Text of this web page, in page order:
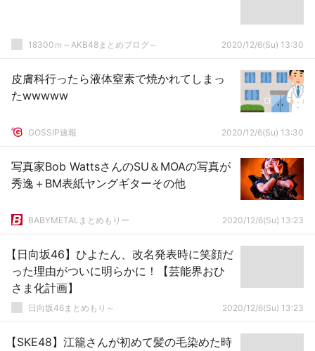
18300ｍ～AKB48まとめブログ～ 2020/12/6(Su) 13:30
皮膚科行ったら液体窒素で焼かれてしまっ
たwwwww
GOSSIP速報 2020/12/6(Su) 13:30
写真家Bob WattsさんのSU＆MOAの写真が
秀逸＋BM表紙ヤングギターその他
BABYMETALまとめもりー 2020/12/6(Su) 13:23
【日向坂46】ひよたん、改名発表時に笑顔だ
った理由がついに明らかに！【芸能界おひ
さま化計画】
日向坂46まとめもり～ 2020/12/6(Su) 13:23
【SKE48】江籠さんが初めて髪の毛染めた時